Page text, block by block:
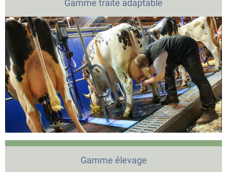
Gamme traite adaptable
Gamme élevage